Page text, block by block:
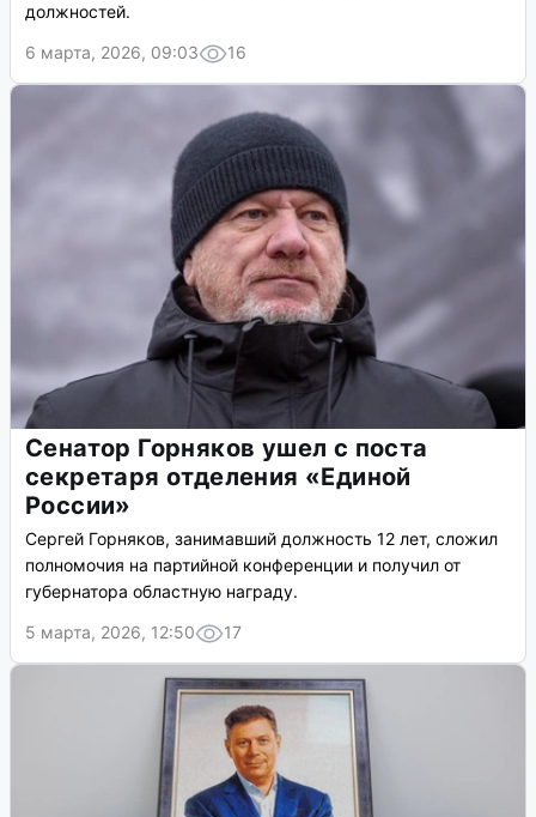
должностей.
6 марта, 2026, 09:03
16
Сенатор Горняков ушел с поста
секретаря отделения «Единой
России»
Сергей Горняков, занимавший должность 12 лет, сложил
полномочия на партийной конференции и получил от
губернатора областную награду.
5 марта, 2026, 12:50
17